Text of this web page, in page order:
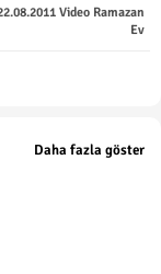
Video Ramazan
Ev
Daha fazla göster